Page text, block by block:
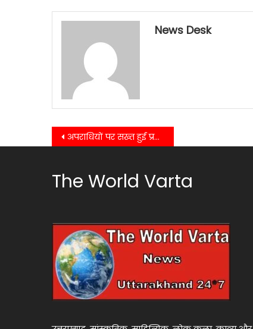
News Desk
Post
अपराधियों पर सख्त हुई प्रशासनिक कार्रवाई, तीन व्यक्तियों को ‘गुंडा’ घोषित किया गया
The World Varta